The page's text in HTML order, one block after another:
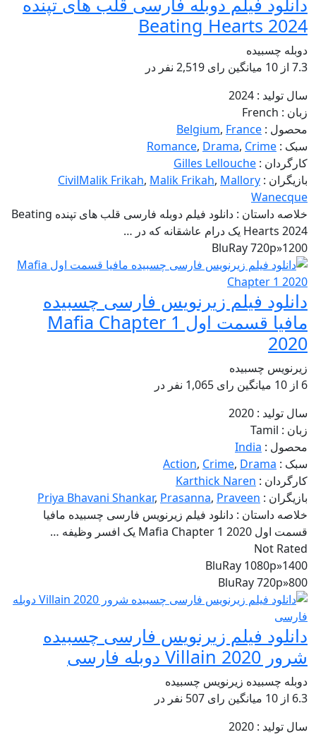
Beating Hearts 2024
دوبله چسبیده
7.3 از 10 میانگین رای 2,519 نفر در
سال تولید : 2024
زبان : French
محصول :
Belgium, France
سبک :
Romance, Drama, Crime
کارگردان : Gilles Lellouche
بازیگران :
CivilMalik Frikah, Malik Frikah, Mallory
Wanecque
خلاصه داستان :
دانلود فیلم دوبله فارسی قلب‌ های تپنده Beating
Hearts 2024 یک درام عاشقانه که در …
BluRay 720p»1200
دانلود فیلم زیرنویس فارسی چسبیده
مافیا قسمت اول Mafia Chapter 1
2020
زیرنویس چسبیده
6 از 10 میانگین رای 1,065 نفر در
سال تولید : 2020
زبان : Tamil
محصول : India
سبک :
Action, Crime, Drama
کارگردان : Karthick Naren
بازیگران :
Priya Bhavani Shankar, Prasanna, Praveen
خلاصه داستان : دانلود فیلم زیرنویس فارسی چسبیده مافیا
قسمت اول Mafia Chapter 1 2020 یک افسر وظیفه …
Not Rated
BluRay 1080p»1400
BluRay 720p»800
دانلود فیلم زیرنویس فارسی چسبیده
شرور Villain 2020 دوبله فارسی
دوبله چسبیده زیرنویس چسبیده
6.3 از 10 میانگین رای 507 نفر در
سال تولید : 2020